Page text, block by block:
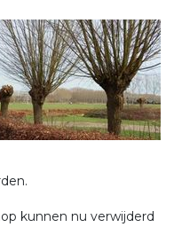
kunnen nu verwijderd